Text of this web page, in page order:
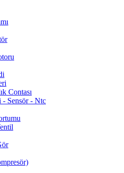
Contası
- Sensör - Ntc